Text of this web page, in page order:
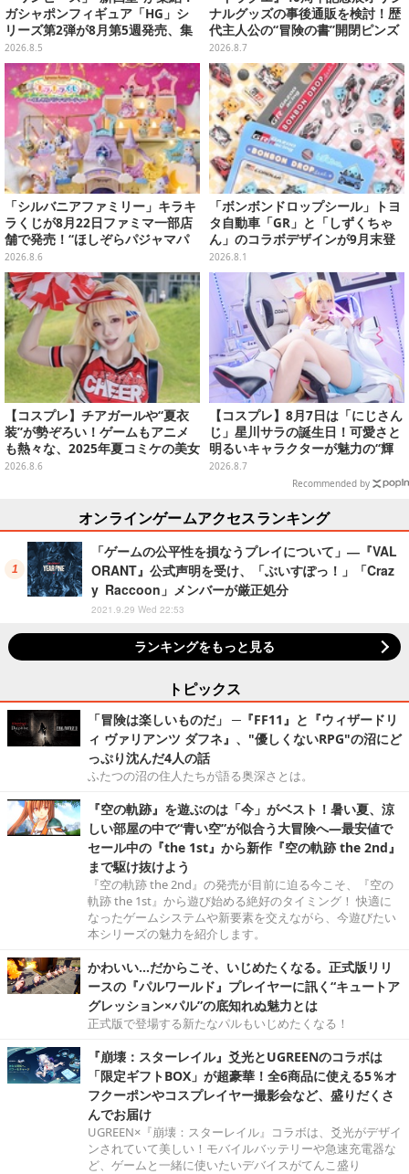
ガシャポンフィギュア「HG」シ
リーズ第2弾が8月第5週発売、集
めて並べたくなるクオリティ
2026.8.5
ナルグッズの事後通販を検討！歴
代主人公の“冒険の書”開閉ピンズ
をはじめ、ユニークなＴシャツや
雑貨など
2026.8.7
「シルバニアファミリー」キラキ
ラくじが8月22日ファミマ一部店
舗で発売！“ほしぞらパジャマパ
ーティ”をテーマに、お人形や建
物がラインナップ
2026.8.6
「ボンボンドロップシール」トヨ
タ自動車「GR」と「しずくちゃ
ん」のコラボデザインが9月末登
場！くま吉らも描かれた全4柄
2026.8.1
【コスプレ】チアガールや“夏衣
装”が勢ぞろい！ゲームもアニメ
も熱々な、2025年夏コミケの美女
レイヤーをプレイバック
2026.8.6
【コスプレ】8月7日は「にじさん
じ」星川サラの誕生日！可愛さと
明るいキャラクターが魅力の“輝
く一番星”な美女レイヤーまとめ
2026.8.7
Recommended by
オンラインゲームアクセスランキング
「ゲームの公平性を損なうプレイについて」―『VAL
ORANT』公式声明を受け、「ぶいすぽっ！」「Craz
y Raccoon」メンバーが厳正処分
2021.9.29 Wed 22:53
ランキングをもっと見る
トピックス
「冒険は楽しいものだ」 ─『FF11』と『ウィザードリ
ィ ヴァリアンツ ダフネ』、"優しくないRPG"の沼にど
っぷり沈んだ4人の話
ふたつの沼の住人たちが語る奥深さとは。
『空の軌跡』を遊ぶのは「今」がベスト！暑い夏、涼
しい部屋の中で“青い空”が似合う大冒険へ―最安値で
セール中の『the 1st』から新作『空の軌跡 the 2nd』
まで駆け抜けよう
『空の軌跡 the 2nd』の発売が目前に迫る今こそ、『空の
軌跡 the 1st』から遊び始める絶好のタイミング！ 快適に
なったゲームシステムや新要素を交えながら、今遊びたい
本シリーズの魅力を紹介します。
かわいい…だからこそ、いじめたくなる。正式版リリ
ースの『パルワールド』プレイヤーに訊く“キュートア
グレッション×パル”の底知れぬ魅力とは
正式版で登場する新たなパルもいじめたくなる！
『崩壊：スターレイル』爻光とUGREENのコラボは
「限定ギフトBOX」が超豪華！全6商品に使える5％オ
フクーポンやコスプレイヤー撮影会など、盛りだくさ
んでお届け
UGREEN×『崩壊：スターレイル』コラボは、爻光がデザイ
ンされていて美しい！モバイルバッテリーや急速充電器な
ど、ゲームと一緒に使いたいデバイスがてんこ盛り